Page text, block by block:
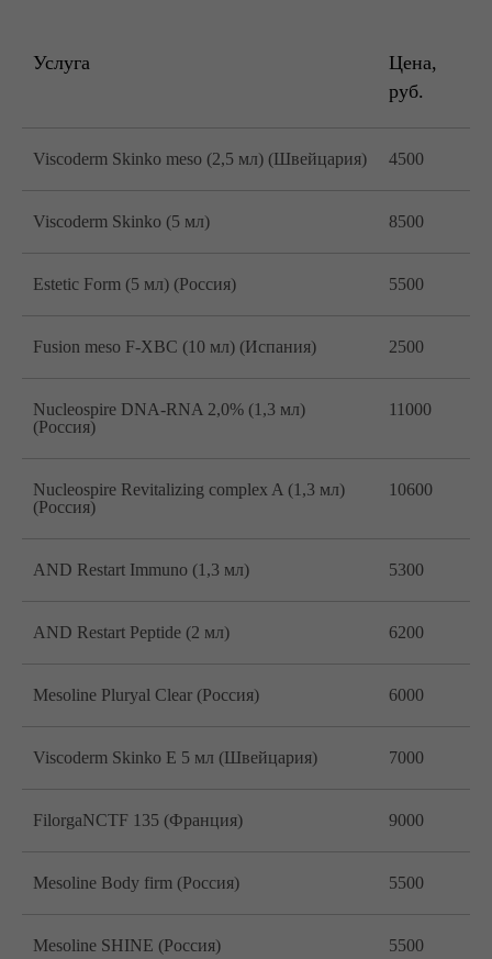
Услуга
Цена,
руб.
Viscoderm Skinko meso (2,5 мл) (Швейцария) 4500
Viscoderm Skinko (5 мл) 8500
Estetic Form (5 мл) (Россия) 5500
Fusion meso F-XBC (10 мл) (Испания) 2500
Nucleospire DNA-RNA 2,0% (1,3 мл)
(Россия)
11000
Nucleospire Revitalizing complex A (1,3 мл)
(Россия)
10600
AND Restart Immuno (1,3 мл) 5300
AND Restart Peptide (2 мл) 6200
Mesoline Pluryal Clear (Россия) 6000
Viscoderm Skinko E 5 мл (Швейцария) 7000
FilorgaNCTF 135 (Франция) 9000
Mesoline Body firm (Россия) 5500
Mesoline SHINE (Россия) 5500